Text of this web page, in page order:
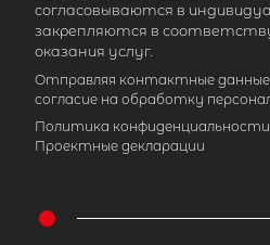
согласовываются в
закрепляются в
оказания услуг.
Отправляя контактные
согласие на обработку
Политика конфиденциальности
Проектные декларации